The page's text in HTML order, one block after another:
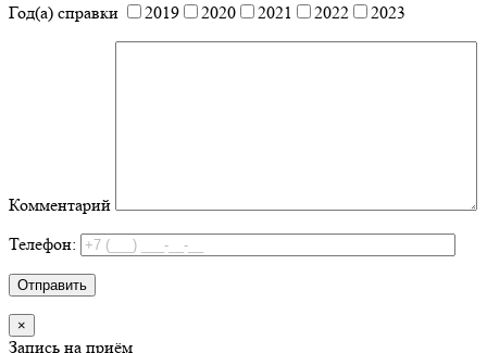
Год(а) справки 2019 2020 2021 2022 2023
Комментарий
Телефон:
×
Запись на приём